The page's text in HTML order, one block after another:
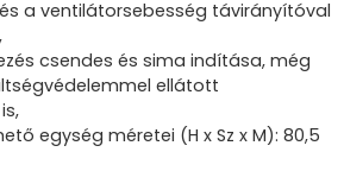
a ventilátorsebesség távirányítóval
csendes és sima indítása, még
ellátott
egység méretei (H x Sz x M): 80,5